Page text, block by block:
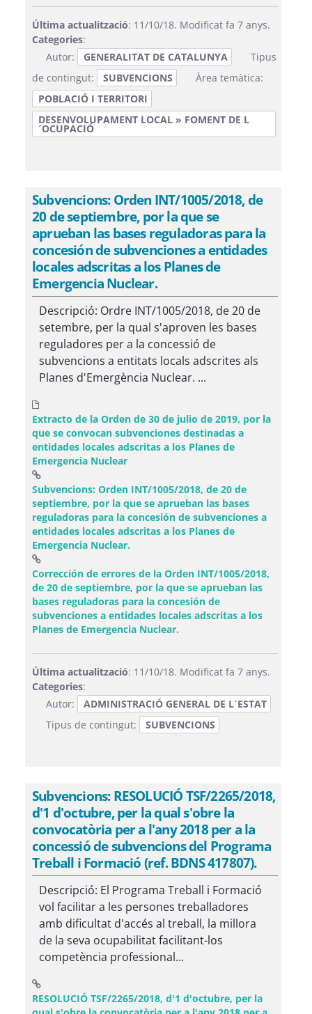
Última actualització: 11/10/18. Modificat fa 7 anys.
Categories:
Autor:
GENERALITAT DE CATALUNYA
Tipus
de contingut:
SUBVENCIONS
Àrea temàtica:
POBLACIÓ I TERRITORI
DESENVOLUPAMENT LOCAL » FOMENT DE L
´OCUPACIÓ
Subvencions: Orden INT/1005/2018, de
20 de septiembre, por la que se
aprueban las bases reguladoras para la
concesión de subvenciones a entidades
locales adscritas a los Planes de
Emergencia Nuclear.
Descripció: Ordre INT/1005/2018, de 20 de
setembre, per la qual s'aproven les bases
reguladores per a la concessió de
subvencions a entitats locals adscrites als
Planes d'Emergència Nuclear. ...
Extracto de la Orden de 30 de julio de 2019, por la
que se convocan subvenciones destinadas a
entidades locales adscritas a los Planes de
Emergencia Nuclear
Subvencions: Orden INT/1005/2018, de 20 de
septiembre, por la que se aprueban las bases
reguladoras para la concesión de subvenciones a
entidades locales adscritas a los Planes de
Emergencia Nuclear.(Obre una finestra nova)
Corrección de errores de la Orden INT/1005/2018,
de 20 de septiembre, por la que se aprueban las
bases reguladoras para la concesión de
subvenciones a entidades locales adscritas a los
Planes de Emergencia Nuclear.(Obre una finestra nova)
Última actualització: 11/10/18. Modificat fa 7 anys.
Categories:
Autor:
ADMINISTRACIÓ GENERAL DE L´ESTAT
Tipus de contingut:
SUBVENCIONS
Subvencions: RESOLUCIÓ TSF/2265/2018,
d'1 d'octubre, per la qual s'obre la
convocatòria per a l'any 2018 per a la
concessió de subvencions del Programa
Treball i Formació (ref. BDNS 417807).
Descripció: El Programa Treball i Formació
vol facilitar a les persones treballadores
amb dificultat d'accés al treball, la millora
de la seva ocupabilitat facilitant-los
competència professional...
RESOLUCIÓ TSF/2265/2018, d'1 d'octubre, per la